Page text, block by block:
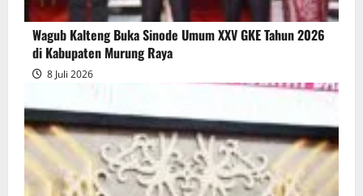
Wagub Kalteng Buka Sinode Umum XXV GKE Tahun 2026
di Kabupaten Murung Raya
8 Juli 2026